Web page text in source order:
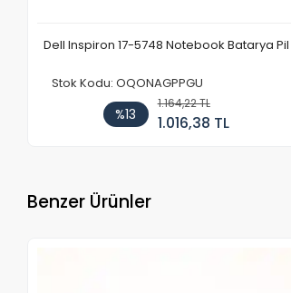
Dell Inspiron 17-5748 Notebook Batarya Pil
Stok Kodu: OQONAGPPGU
%13
1.164,22 TL
1.016,38 TL
Benzer Ürünler